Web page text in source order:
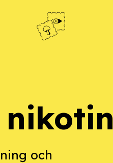
och